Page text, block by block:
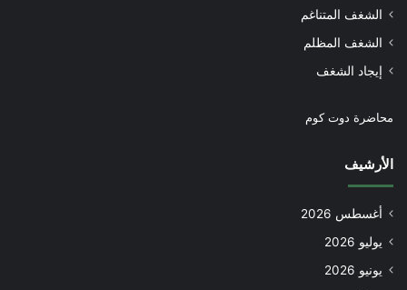
الشغف المتناغم
الشغف المظلم
إيجاد الشغف
محاضرة دوت كوم
الأرشيف
أغسطس 2026
يوليو 2026
يونيو 2026